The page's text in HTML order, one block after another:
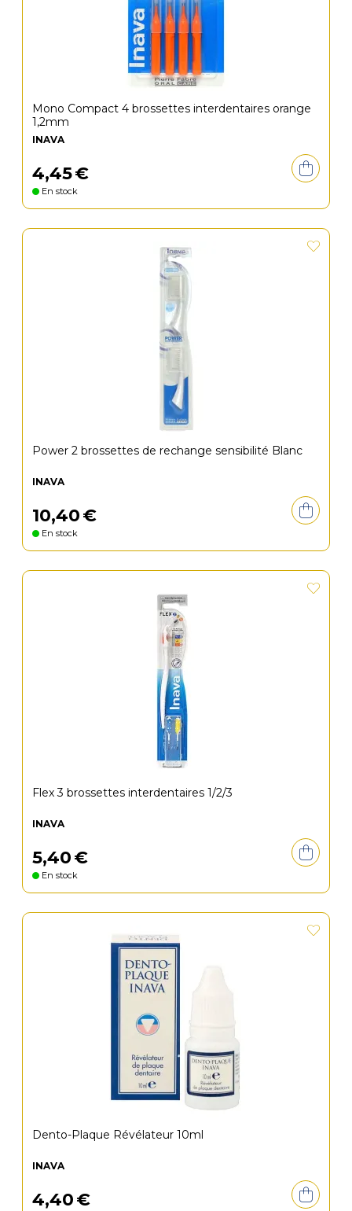
Mono Compact 4 brossettes interdentaires orange
1,2mm
INAVA
4,45€
En stock
Power 2 brossettes de rechange sensibilité Blanc
INAVA
10,40€
En stock
Flex 3 brossettes interdentaires 1/2/3
INAVA
5,40€
En stock
Dento-Plaque Révélateur 10ml
INAVA
4,40€